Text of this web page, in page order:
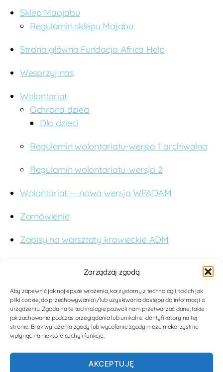
Zarządzaj zgodą
Aby zapewnić jak najlepsze wrażenia, korzystamy z technologii, takich jak
pliki cookie, do przechowywania i/lub uzyskiwania dostępu do informacji o
urządzeniu. Zgoda na te technologie pozwoli nam przetwarzać dane, takie
jak zachowanie podczas przeglądania lub unikalne identyfikatory na tej
stronie. Brak wyrażenia zgody lub wycofanie zgody może niekorzystnie
wpłynąć na niektóre cechy i funkcje.
AKCEPTUJĘ
Sklep Maajabu
Regulamin sklepu Majabu
Strona główna Fundacja Africa Help
Wesprzyj nas
Wolontariat
Ochrona dzieci
Dla dzieci
Regulamin wolontariatu-wersja 1 archiwalna
Regulamin wolontariatu-wersja 2
Wolontariat — nowa wersja WPADAM
Zamówienie
Zapisy na warsztaty krawieckie ADM
O nas
Budujemy studnie. Wspieramy edukację. Dążymy
do poprawy jakości opieki medycznej dla kobiet i
dzieci w Tanzanii poprzez nowoczesne
rozwiązania medyczne. Zwiększamy tolerancję i